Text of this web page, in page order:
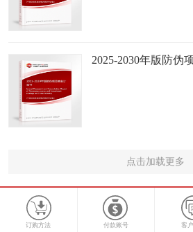
2025-2030年版防伪
点击加载更多
订购方法 付款账号 客